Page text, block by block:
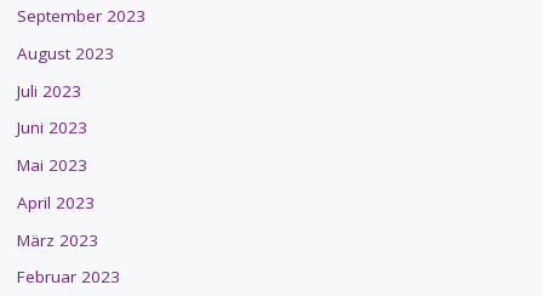
September 2023
August 2023
Juli 2023
Juni 2023
Mai 2023
April 2023
März 2023
Februar 2023